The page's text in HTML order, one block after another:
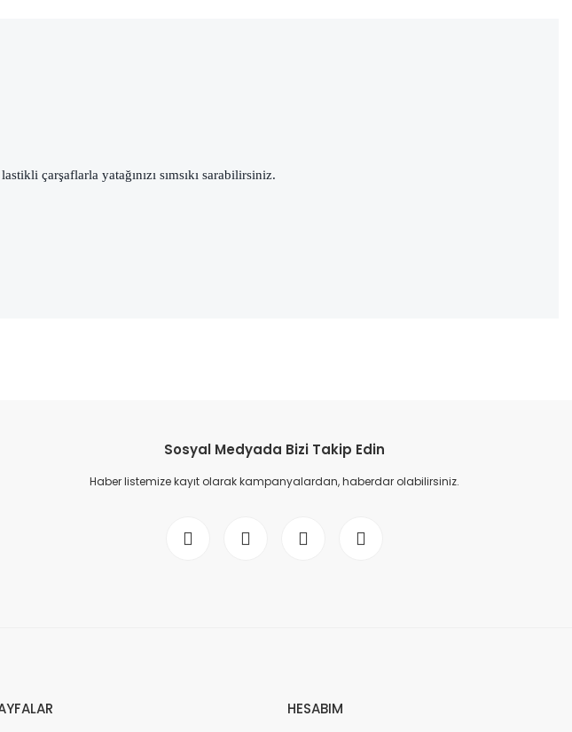
çarşaflarla yatağınızı sımsıkı sarabilirsiniz.
Sosyal Medyada Bizi Takip Edin
Haber listemize kayıt olarak kampanyalardan, haberdar olabilirsiniz.
HESABIM